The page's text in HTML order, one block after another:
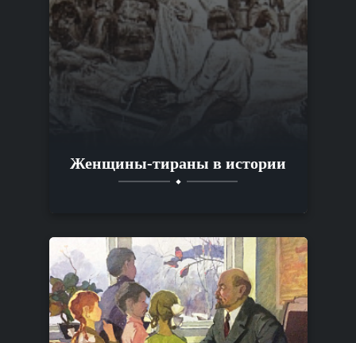
Женщины-тираны в истории